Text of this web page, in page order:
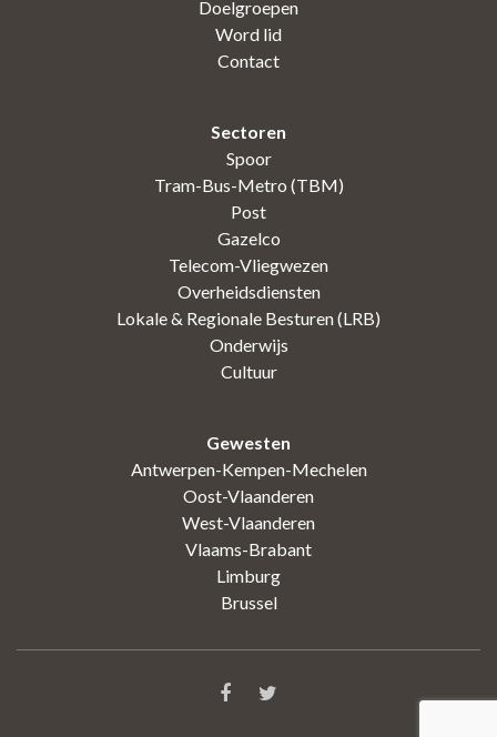
Doelgroepen
Word lid
Contact
Sectoren
Spoor
Tram-Bus-Metro (TBM)
Post
Gazelco
Telecom-Vliegwezen
Overheidsdiensten
Lokale & Regionale Besturen (LRB)
Onderwijs
Cultuur
Gewesten
Antwerpen-Kempen-Mechelen
Oost-Vlaanderen
West-Vlaanderen
Vlaams-Brabant
Limburg
Brussel